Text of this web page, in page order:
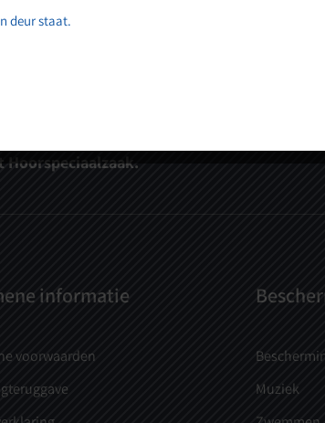
Hoorspeciaalzaak.
informatie
voorwaarden
Muziek
deur staat.